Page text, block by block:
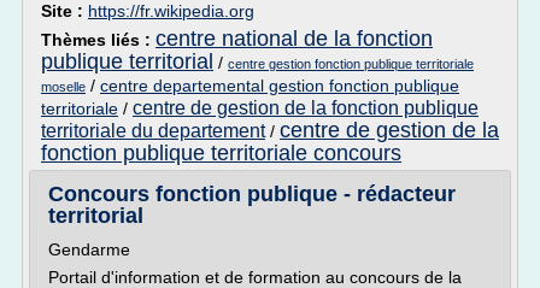
Site : https://fr.wikipedia.org
Thèmes liés : centre national de la fonction
publique territorial / centre gestion fonction publique territoriale
moselle / centre departemental gestion fonction publique
territoriale / centre de gestion de la fonction publique
territoriale du departement/ centre de gestion de la
fonction publique territoriale concours
Concours fonction publique - rédacteur
territorial
Gendarme
Portail d'information et de formation au concours de la